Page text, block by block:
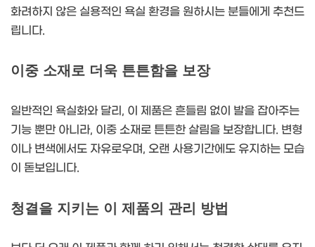
화려하지 않은 실용적인 욕실 환경을 원하시는 분들에게 추천드
립니다.
이중 소재로 더욱 튼튼함을 보장
일반적인 욕실화와 달리, 이 제품은 흔들림 없이 발을 잡아주는
기능 뿐만 아니라, 이중 소재로 튼튼한 살림을 보장합니다. 변형
이나 변색에서도 자유로우며, 오랜 사용기간에도 유지하는 모습
이 돋보입니다.
청결을 지키는 이 제품의 관리 방법